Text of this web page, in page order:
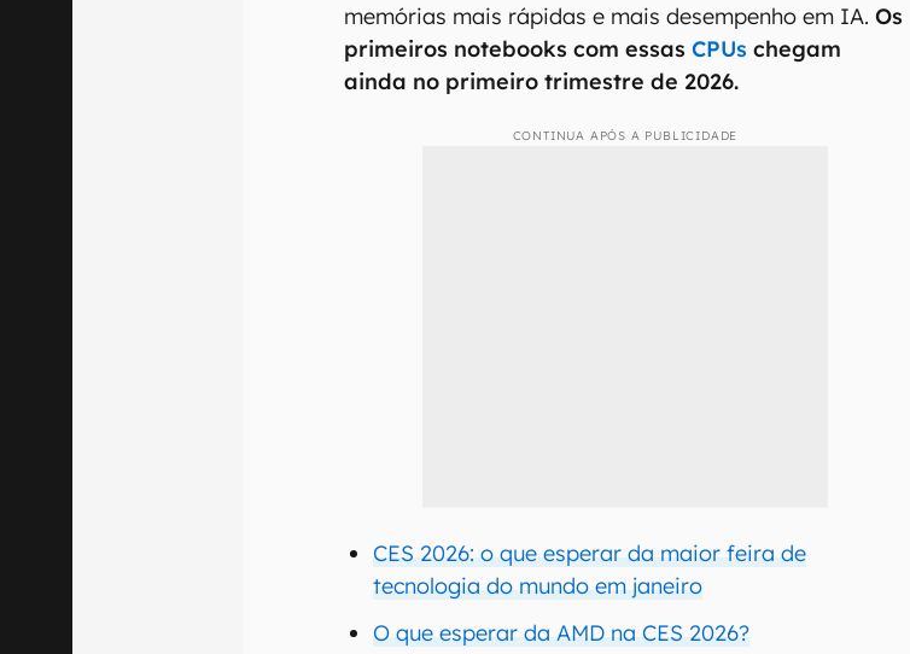
memórias mais rápidas e mais desempenho em IA.Os
primeiros notebooks com essasCPUs chegam
ainda no primeiro trimestre de 2026.
CONTINUA APÓS A PUBLICIDADE
CES 2026: o que esperar da maior feira de
tecnologia do mundo em janeiro
O que esperar da AMD na CES 2026?